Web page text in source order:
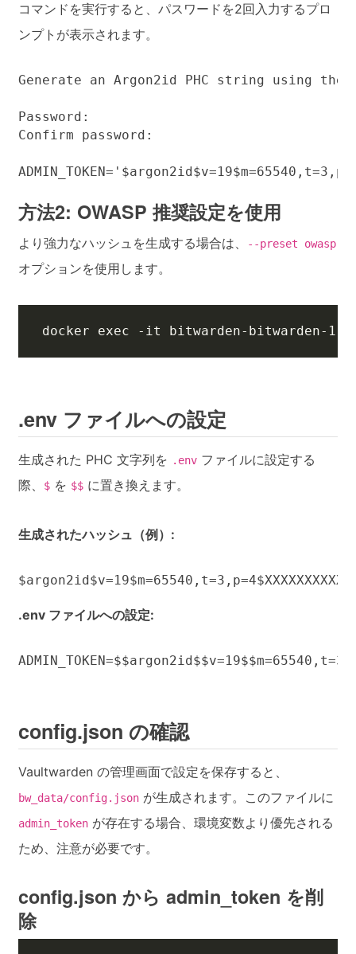
コマンドを実行すると、パスワードを2回入力するプロ
ンプトが表示されます。
Generate an Argon2id PHC string using
Password:
Confirm password:
方法2: OWASP 推奨設定を使用
より強力なハッシュを生成する場合は、 --preset owasp
オプションを使用します。
docker exec -it bitwarden-bitwarden-1 /
.env ファイルへの設定
生成された PHC 文字列を .env ファイルに設定する
際、
$ を $$ に置き換えます。
生成されたハッシュ（例）:
.env ファイルへの設定:
config.json の確認
Vaultwarden の管理画面で設定を保存すると、
bw_data/config.json が生成されます。このファイルに
admin_token が存在する場合、環境変数より優先される
ため、注意が必要です。
config.json から admin_token を削
除